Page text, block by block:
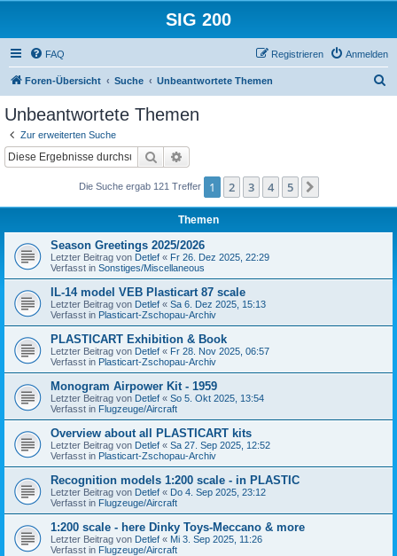
SIG 200
FAQ Anmelden
Registrieren
Foren-Übersicht Suche Unbeantwortete Themen
Unbeantwortete Themen
Zur erweiterten Suche
Suche
Die Suche ergab 121 Treffer 1 2 3 4 5
Themen
Season Greetings 2025/2026
Letzter Beitrag von Detlef « Fr 26. Dez 2025, 22:29
Verfasst in Sonstiges/Miscellaneous
IL-14 model VEB Plasticart 87 scale
Letzter Beitrag von Detlef « Sa 6. Dez 2025, 15:13
Verfasst in Plasticart-Zschopau-Archiv
PLASTICART Exhibition & Book
Letzter Beitrag von Detlef « Fr 28. Nov 2025, 06:57
Verfasst in Plasticart-Zschopau-Archiv
Monogram Airpower Kit - 1959
Letzter Beitrag von Detlef « So 5. Okt 2025, 13:54
Verfasst in Flugzeuge/Aircraft
Overview about all PLASTICART kits
Letzter Beitrag von Detlef « Sa 27. Sep 2025, 12:52
Verfasst in Plasticart-Zschopau-Archiv
Recognition models 1:200 scale - in PLASTIC
Letzter Beitrag von Detlef « Do 4. Sep 2025, 23:12
Verfasst in Flugzeuge/Aircraft
1:200 scale - here Dinky Toys-Meccano & more
Letzter Beitrag von Detlef « Mi 3. Sep 2025, 11:26
Verfasst in Flugzeuge/Aircraft